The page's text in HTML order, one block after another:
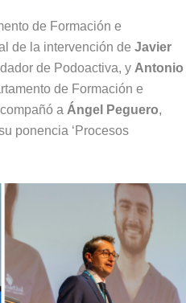
de Formación e
de la intervención de Javier
de Podoactiva, y Antonio
de Formación e
a Ángel Peguero,
ponencia ‘Procesos